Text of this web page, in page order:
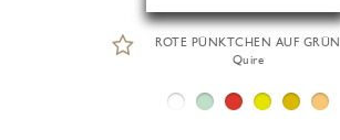
ROTE PÜNKTCHEN AUF GRÜN
Quire